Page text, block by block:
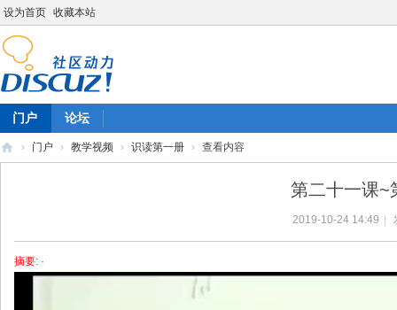
设为首页 收藏本站
门户 论坛
› 门户 › 教学视频 › 识读第一册 › 查看内容
第二十一课~
2019-10-24 14:49
摘要: ·